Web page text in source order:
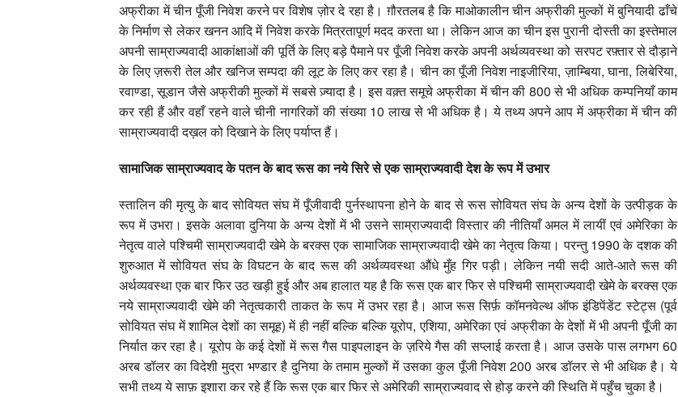
अफ्रीका में चीन पूँजी निवेश करने पर विशेष ज़ोर दे रहा है। ग़ौरतलब है कि माओकालीन चीन अफ्रीकी मुल्कों में बुनियादी ढाँचे
के निर्माण से लेकर खनन आदि में निवेश करके मित्रतापूर्ण मदद करता था। लेकिन आज का चीन इस पुरानी दोस्ती का इस्तेमाल
अपनी साम्राज्यवादी आकांक्षाओं की पूर्ति के लिए बड़े पैमाने पर पूँजी निवेश करके अपनी अर्थव्यवस्था को सरपट रफ़्तार से दौड़ाने
के लिए ज़रूरी तेल और खनिज सम्पदा की लूट के लिए कर रहा है। चीन का पूँजी निवेश नाइजीरिया, ज़ाम्बिया, घाना, लिबेरिया,
रवाण्डा, सूडान जैसे अफ्रीकी मुल्कों में सबसे ज़्यादा है। इस वक़्त समूचे अफ्रीका में चीन की 800 से भी अधिक कम्पनियाँ काम
कर रही हैं और वहाँ रहने वाले चीनी नागरिकों की संख्या 10 लाख से भी अधिक है। ये तथ्य अपने आप में अफ्रीका में चीन की
साम्राज्यवादी दख़ल को दिखाने के लिए पर्याप्त हैं।
सामाजिक साम्राज्यवाद के पतन के बाद रूस का नये सिरे से एक साम्राज्यवादी देश के रूप में उभार
स्तालिन की मृत्यु के बाद सोवियत संघ में पूँजीवादी पुर्नस्थापना होने के बाद से रूस सोवियत संघ के अन्य देशों के उत्पीड़क के
रूप में उभरा। इसके अलावा दुनिया के अन्य देशों में भी उसने साम्राज्यवादी विस्तार की नीतियाँ अमल में लायीं एवं अमेरिका के
नेतृत्व वाले पश्चिमी साम्राज्यवादी खेमे के बरक्स एक सामाजिक साम्राज्यवादी खेमे का नेतृत्व किया। परन्तु 1990 के दशक की
शुरुआत में सोवियत संघ के विघटन के बाद रूस की अर्थव्यवस्था औंधे मुँह गिर पड़ी। लेकिन नयी सदी आते-आते रूस की
अर्थव्यवस्था एक बार फिर उठ खड़ी हुई और अब हालात यह है कि रूस एक बार फिर से पश्चिमी साम्राज्यवादी खेमे के बरक्स एक
नये साम्राज्यवादी खेमे की नेतृत्वकारी ताकत के रूप में उभर रहा है। आज रूस सिर्फ़ कॉमनवेल्थ ऑफ इंडिपेंडेंट स्टेट्स (पूर्व
सोवियत संघ में शामिल देशों का समूह) में ही नहीं बल्कि बल्कि यूरोप, एशिया, अमेरिका एवं अफ्रीका के देशों में भी अपनी पूँजी का
निर्यात कर रहा है। यूरोप के कई देशों में रूस गैस पाइपलाइन के ज़रिये गैस की सप्लाई करता है। आज उसके पास लगभग 60
अरब डॉलर का विदेशी मुद्रा भण्डार है दुनिया के तमाम मुल्कों में उसका कुल पूँजी निवेश 200 अरब डॉलर से भी अधिक है। ये
सभी तथ्य ये साफ़ इशारा कर रहे हैं कि रूस एक बार फिर से अमेरिकी साम्राज्यवाद से होड़ करने की स्थिति में पहुँच चुका है।